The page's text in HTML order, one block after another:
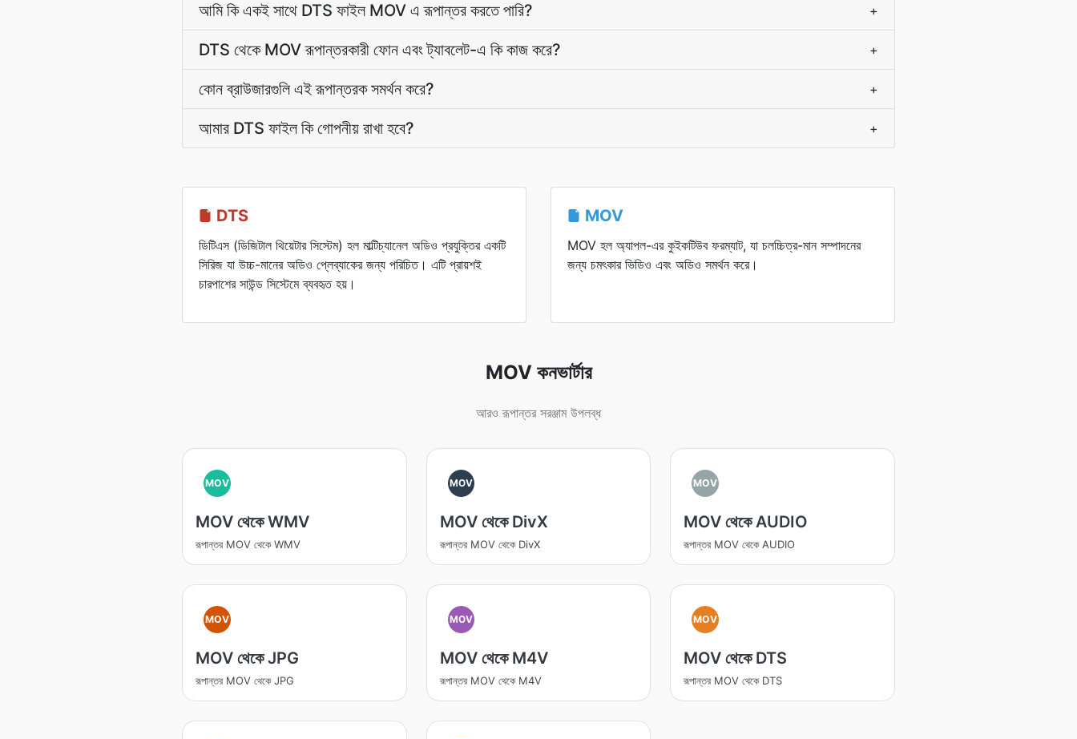
আমি কি একই সাথে DTS ফাইল MOV এ রূপান্তর করতে পারি? +
DTS থেকে MOV রূপান্তরকারী ফোন এবং ট্যাবলেট-এ কি কাজ করে? +
কোন ব্রাউজারগুলি এই রূপান্তরক সমর্থন করে? +
আমার DTS ফাইল কি গোপনীয় রাখা হবে? +
DTS
ডিটিএস (ডিজিটাল থিয়েটার সিস্টেম) হল মাল্টিচ্যানেল অডিও প্রযুক্তির একটি
সিরিজ যা উচ্চ-মানের অডিও প্লেব্যাকের জন্য পরিচিত। এটি প্রায়শই
চারপাশের সাউন্ড সিস্টেমে ব্যবহৃত হয়।
MOV
MOV হল অ্যাপল-এর কুইকটিউব ফরম্যাট, যা চলচ্চিত্র-মান সম্পাদনের
জন্য চমৎকার ভিডিও এবং অডিও সমর্থন করে।
MOV কনভার্টার
আরও রূপান্তর সরঞ্জাম উপলব্ধ
MOV
MOV থেকে WMV
রূপান্তর MOV থেকে WMV
MOV
MOV থেকে DivX
রূপান্তর MOV থেকে DivX
MOV
MOV থেকে AUDIO
রূপান্তর MOV থেকে AUDIO
MOV
MOV থেকে JPG
রূপান্তর MOV থেকে JPG
MOV
MOV থেকে M4V
রূপান্তর MOV থেকে M4V
MOV
MOV থেকে DTS
রূপান্তর MOV থেকে DTS